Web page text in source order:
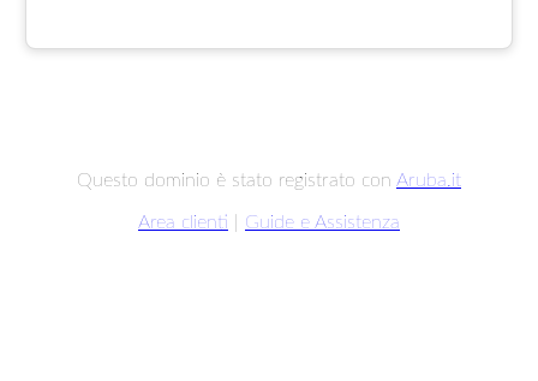
Questo dominio è stato registrato con Aruba.it
Area clienti Guide e Assistenza